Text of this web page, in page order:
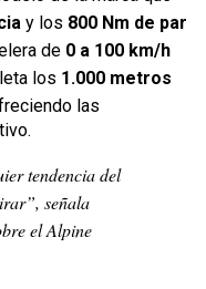
y los 800 Nm de par
de 0 a 100 km/h
los 1.000 metros
las
tendencia del
señala
el Alpine